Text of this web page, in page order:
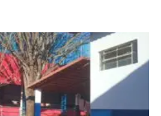
em escolas